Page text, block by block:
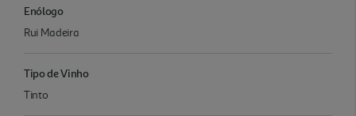
Enólogo
Rui Madeira
Tipo de Vinho
Tinto